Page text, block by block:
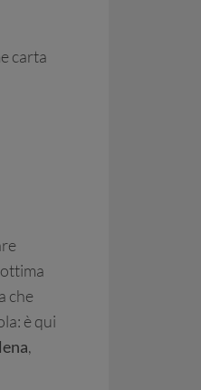
carta
che
è qui
,